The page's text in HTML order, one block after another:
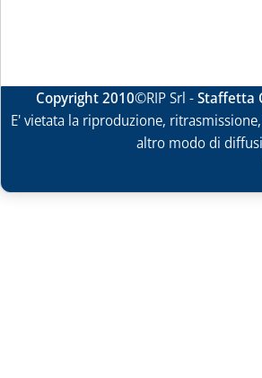
Copyright 2010©RIP Srl -Staffetta
E' vietata la riproduzione,
altro modo di